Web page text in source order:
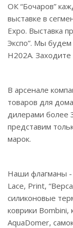
ОК “Бочаров”
выставке в
Expo. Выставка
Экспо”. Мы
Н202А. Заходите
В арсенале
товаров для
дилерами более
представим
марок.
Наши флагманы -
Lace, Print,
силиконовые
коврики
AquaDomer,